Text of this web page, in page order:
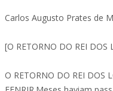
Carlos Augusto Prates de
[O RETORNO DO REI DOS
O RETORNO DO REI DOS